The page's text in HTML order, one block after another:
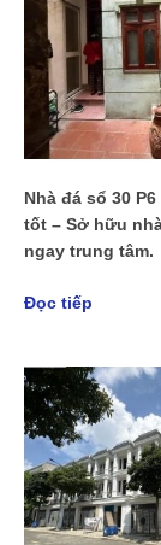
Nhà đá sổ 30
tốt – Sở hữu
ngay trung tâm.
Đọc tiếp